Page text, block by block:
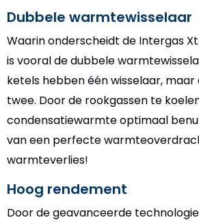
Dubbele warmtewisselaar
Waarin onderscheidt de Intergas
is vooral de dubbele
ketels hebben één wisselaar,
twee. Door de rookgassen te
condensatiewarmte optimaal
van een perfecte
warmteverlies!
Hoog rendement
Door de geavanceerde